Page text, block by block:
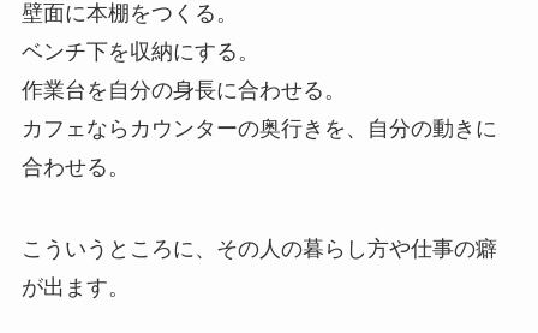
壁面に本棚をつくる。
ベンチ下を収納にする。
作業台を自分の身長に合わせる。
カフェならカウンターの奥行きを、自分の動きに
合わせる。
こういうところに、その人の暮らし方や仕事の癖
が出ます。